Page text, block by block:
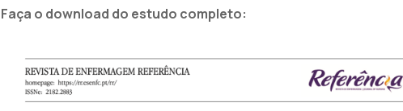
Faça o download do estudo completo: